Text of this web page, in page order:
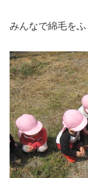
みんなで綿毛を